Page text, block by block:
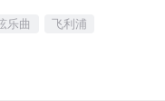
乐曲 飞利浦